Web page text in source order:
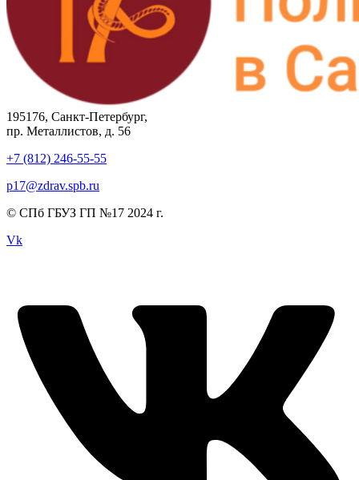
195176, Санкт-Петербург,
пр. Металлистов, д. 56
+7 (812) 246-55-55
p17@zdrav.spb.ru
© СПб ГБУЗ ГП №17 2024 г.
Vk